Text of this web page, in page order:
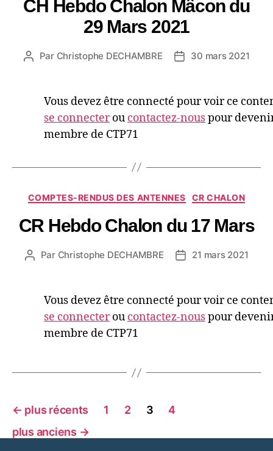
CH Hebdo Chalon Mâcon du
29 Mars 2021
Par Christophe DECHAMBRE 30 mars 2021
Vous devez être connecté pour voir ce
se connecterou contactez-nouspour
membre de CTP71
COMPTES-RENDUS DES ANTENNES CR CHALON
CR Hebdo Chalon du 17 Mars
Par Christophe DECHAMBRE 21 mars 2021
Vous devez être connecté pour voir ce
se connecterou contactez-nouspour
membre de CTP71
← plus récents 1 2 3
4
plus anciens →